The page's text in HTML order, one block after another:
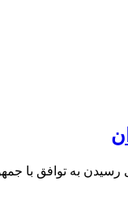
به توافق با